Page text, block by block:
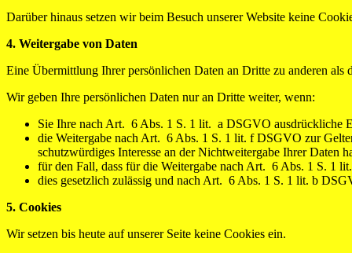
Darüber hinaus setzen wir beim Besuch unserer Website keine
4. Weitergabe von Daten
Eine Übermittlung Ihrer persönlichen Daten an Dritte zu anderen
Wir geben Ihre persönlichen Daten nur an Dritte weiter, wenn:
Sie Ihre nach Art. 6 Abs. 1 S. 1 lit. a DSGVO ausdrückliche
die Weitergabe nach Art. 6 Abs. 1 S. 1 lit. f DSGVO zur
schutzwürdiges Interesse an der Nichtweitergabe Ihrer Daten
für den Fall, dass für die Weitergabe nach Art. 6 Abs. 1 S. 1
dies gesetzlich zulässig und nach Art. 6 Abs. 1 S. 1 lit. b
5. Cookies
Wir setzen bis heute auf unserer Seite keine Cookies ein.